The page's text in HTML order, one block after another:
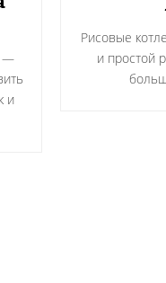
Рисовые
и простой
—
и